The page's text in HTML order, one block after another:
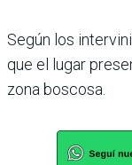
Según los
que el lugar
zona boscosa.